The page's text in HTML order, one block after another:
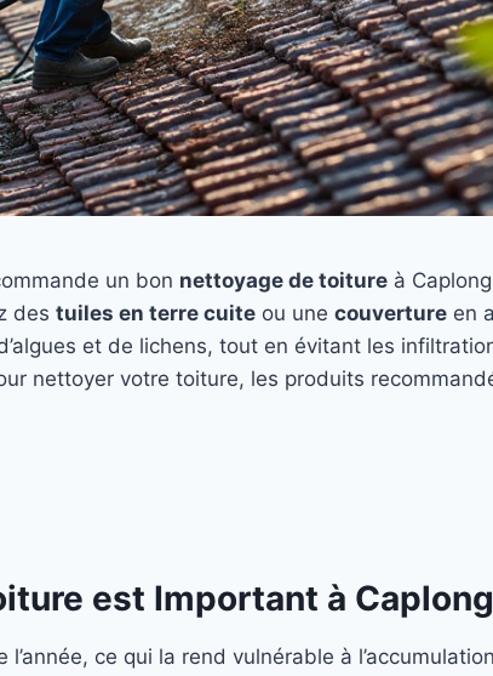
un bon nettoyage de toiture à
des tuiles en terre cuite ou une couverture en
et de lichens, tout en évitant les
nettoyer votre toiture, les produits
est Important à Caplong
ce qui la rend vulnérable à